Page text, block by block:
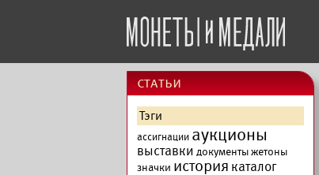
cтатьи
Тэги
ассигнации аукционы
выставки документыжетоны
значки история каталог